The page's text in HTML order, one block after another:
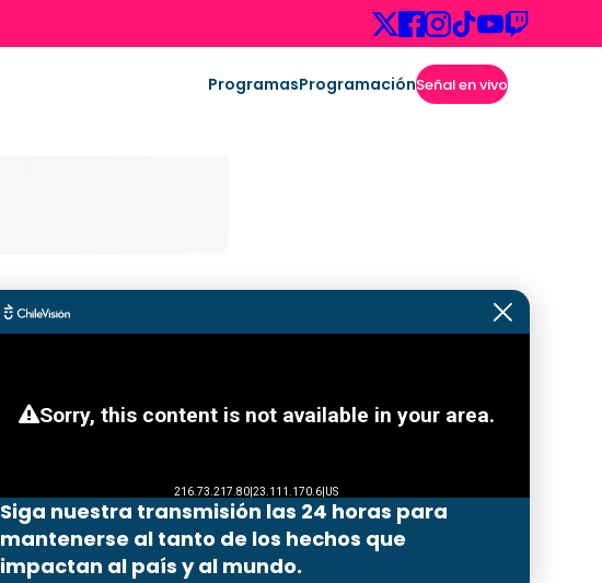
ProgramasProgramaciónSeñal en vivo
Siga nuestra transmisión las 24 horas para
mantenerse al tanto de los hechos que
impactan al país y al mundo.